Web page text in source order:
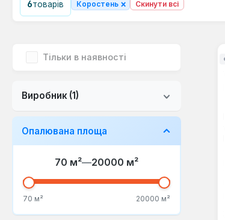
6товарів Коростень × Скинути всі
Тільки в наявності
Виробник (1)
Опалювана площа
70 м²—20000 м²
70 м² 20000 м²